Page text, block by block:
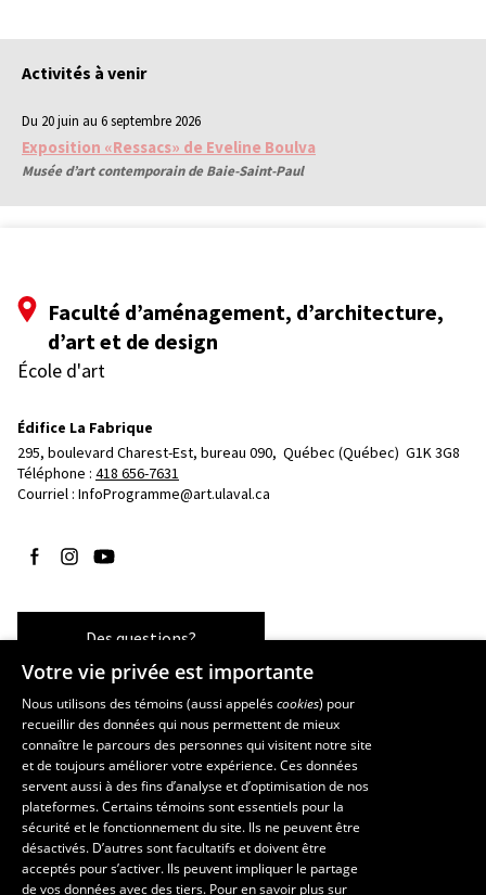
Activités à venir
Du 20 juin au 6 septembre 2026
Exposition «Ressacs» de Eveline Boulva
Musée d’art contemporain de Baie-Saint-Paul
Faculté d’aménagement, d’architecture,
d’art et de design
École d'art
Édifice La Fabrique
295, boulevard Charest-Est, bureau 090, Québec (Québec)  G1K 3G8
Téléphone : 418 656-7631
Courriel : InfoProgramme@art.ulaval.ca
Suivez-nous sur Facebook
Suivez-nous sur Instagram
Suivez-nous sur YouTube
Des questions?
Les écoles et la recherche
École supérieure d’aménagement du territoire et de développement
régional
École d’architecture
École de design
Centre de recherche en aménagement et développement
Votre vie privée est importante
Nous utilisons des témoins (aussi appeléscookies) pour
recueillir des données qui nous permettent de mieux
connaître le parcours des personnes qui visitent notre site
et de toujours améliorer votre expérience. Ces données
servent aussi à des fins d’analyse et d’optimisation de nos
plateformes. Certains témoins sont essentiels pour la
sécurité et le fonctionnement du site. Ils ne peuvent être
désactivés. D’autres sont facultatifs et doivent être
acceptés pour s’activer. Ils peuvent impliquer le partage
de vos données avec des tiers. Pour en savoir plus sur